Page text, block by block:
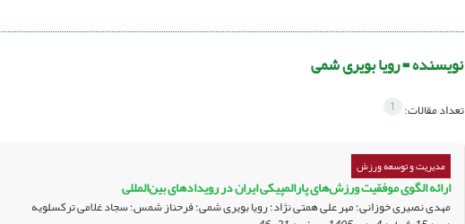
نویسنده =رویا بویری شمی
تعداد مقالات: 1
مدیریت و توسعه ورزش
ارائه الگوی موفقیت ورزش‌های پارالمپیکی ایران در رویدادهای بین‌المللی
مهدی نصیری خوزانی؛ مهر علی همتی نژاد؛ رویا بویری شمی؛ فرحناز شمس؛ سجاد غلامی ترکسلویه